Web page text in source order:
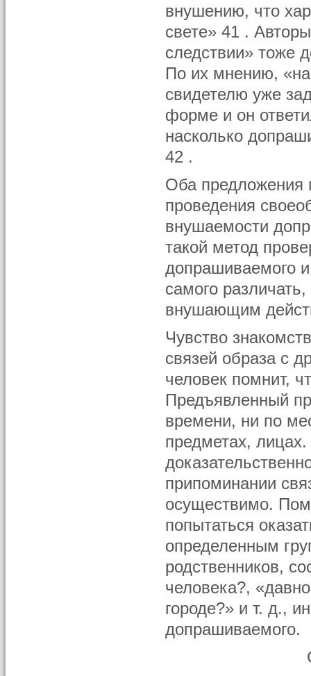
внушению, что
свете» 41 .
следствии» тоже
По их мнению,
свидетелю уже
форме и он
насколько
42 .
Оба предложения
проведения
внушаемости
такой метод
допрашиваемого
самого
внушающим
Чувство
связей образа с
человек помнит,
Предъявленный
времени, ни по
предметах,
припоминании
осуществимо.
попытаться
определенным
родственников,
человека?,
городе?» и т. д.,
допрашиваемого.